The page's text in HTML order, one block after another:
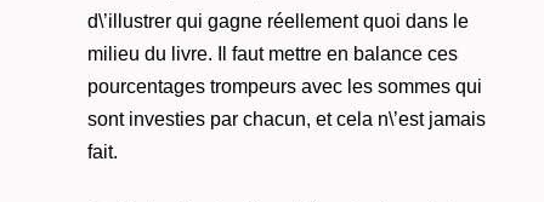
d\’illustrer qui gagne réellement quoi dans le
milieu du livre. Il faut mettre en balance ces
pourcentages trompeurs avec les sommes qui
sont investies par chacun, et cela n\’est jamais
fait.